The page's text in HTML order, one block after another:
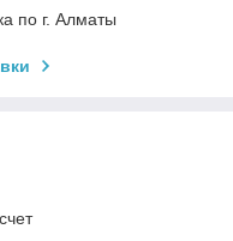
по г. Алматы